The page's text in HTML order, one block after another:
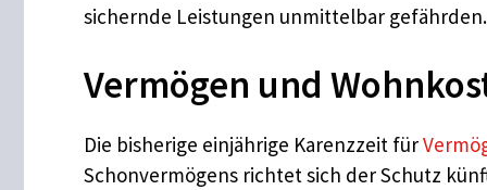
sichern­de Leistungen unmittelbar gefährden.
Vermögen und
Die bisherige einjährige Karenzzeit für
Schonvermögens richtet sich der Schutz